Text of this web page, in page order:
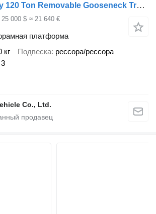
Titan Heavy Duty 120 Ton Removable Gooseneck Trailer for Sale-Y
25 000 $ ≈ 21 640 €
платформа
кг Подвеска рессора/рессора
3
Co., Ltd.